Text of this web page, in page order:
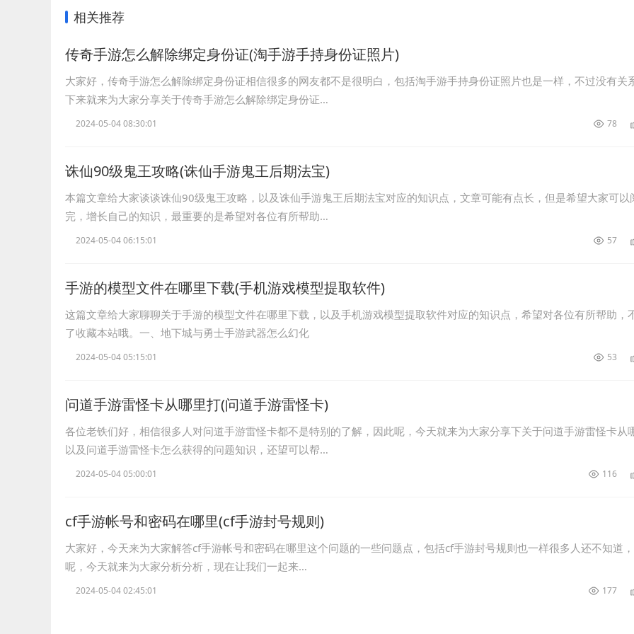
相关推荐
传奇手游怎么解除绑定身份证(淘手游手持身份证照片)
大家好，传奇手游怎么解除绑定身份证相信很多的网友都不是很明白，包括淘手游手持身份证照片也是一样，不过没有关
下来就来为大家分享关于传奇手游怎么解除绑定身份证…
2024-05-04 08:30:01 78
诛仙90级鬼王攻略(诛仙手游鬼王后期法宝)
本篇文章给大家谈谈诛仙90级鬼王攻略，以及诛仙手游鬼王后期法宝对应的知识点，文章可能有点长，但是希望大家可以
完，增长自己的知识，最重要的是希望对各位有所帮助…
2024-05-04 06:15:01 57
手游的模型文件在哪里下载(手机游戏模型提取软件)
这篇文章给大家聊聊关于手游的模型文件在哪里下载，以及手机游戏模型提取软件对应的知识点，希望对各位有所帮助，
了收藏本站哦。一、地下城与勇士手游武器怎么幻化
2024-05-04 05:15:01 53
问道手游雷怪卡从哪里打(问道手游雷怪卡)
各位老铁们好，相信很多人对问道手游雷怪卡都不是特别的了解，因此呢，今天就来为大家分享下关于问道手游雷怪卡从
以及问道手游雷怪卡怎么获得的问题知识，还望可以帮…
2024-05-04 05:00:01 116
cf手游帐号和密码在哪里(cf手游封号规则)
大家好，今天来为大家解答cf手游帐号和密码在哪里这个问题的一些问题点，包括cf手游封号规则也一样很多人还不知道
呢，今天就来为大家分析分析，现在让我们一起来…
2024-05-04 02:45:01 177